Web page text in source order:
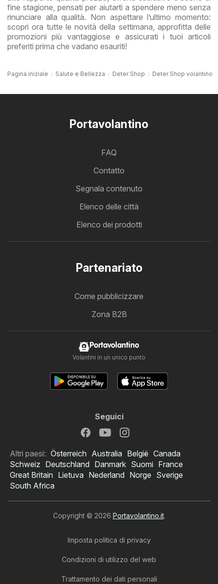
Volantino Deter Shop
fine stagione, pensati per aiutarti a spendere meno senza
rinunciare alla qualità. Non aspettare l’ultimo momento:
scopri ora tutte le novità della settimana, approfitta delle
promozioni più vantaggiose e assicurati i tuoi articoli
preferiti prima che vadano esauriti!
Pagina iniziale Salute e Bellezza Deter Shop Deter Shop volantino
Portavolantino
FAQ
Contatto
Segnala contenuto
Elenco delle città
Elenco dei prodotti
Partenariato
Come pubblicizzare
Zona B2B
Portavolantino
Volantini in un unico punto
Seguici
Altri paesi: Österreich Australia België Canada
Schweiz Deutschland Danmark Suomi France
Great Britain Lietuva Nederland Norge Sverige
South Africa
Copyright © 2026 Portavolantino.it.
Imposta politica di privacy
Condizioni di utilizzo del web
Trattamento dei dati personali